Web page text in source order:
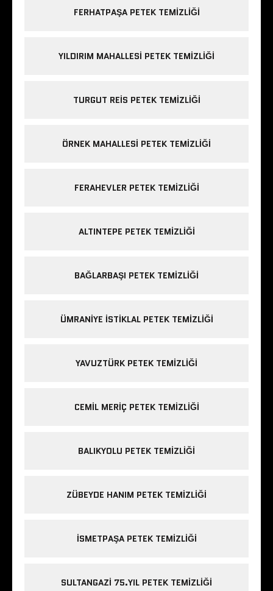
FERHATPAŞA PETEK TEMIZLIĞI
YILDIRIM MAHALLESI PETEK TEMIZLIĞI
TURGUT REIS PETEK TEMIZLIĞI
ÖRNEK MAHALLESI PETEK TEMIZLIĞI
FERAHEVLER PETEK TEMIZLIĞI
ALTINTEPE PETEK TEMIZLIĞI
BAĞLARBAŞI PETEK TEMIZLIĞI
ÜMRANIYE ISTIKLAL PETEK TEMIZLIĞI
YAVUZTÜRK PETEK TEMIZLIĞI
CEMIL MERIÇ PETEK TEMIZLIĞI
BALIKYOLU PETEK TEMIZLIĞI
ZÜBEYDE HANIM PETEK TEMIZLIĞI
ISMETPAŞA PETEK TEMIZLIĞI
SULTANGAZI 75.YIL PETEK TEMIZLIĞI